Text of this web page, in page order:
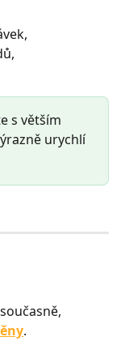
s větším
urychlí
.